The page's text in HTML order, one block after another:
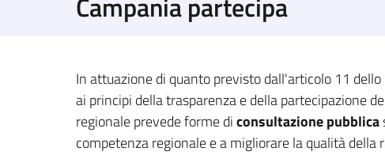
In attuazione di quanto previsto dall'articolo 11
ai principi della trasparenza e della partecipazione
regionale prevede forme diconsultazione pubblica
competenza regionale e a migliorare la qualità della